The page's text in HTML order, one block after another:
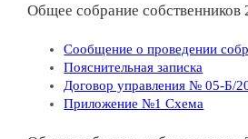
Общее собрание собственников
Сообщение о проведении
Пояснительная записка
Договор управления № 05-Б/
Приложение №1 Схема